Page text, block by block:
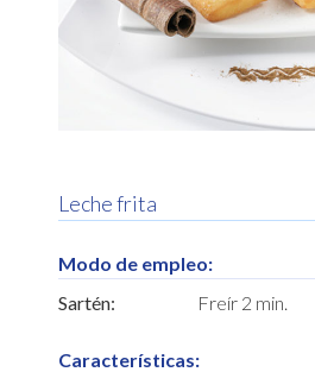
Leche frita
Modo de empleo:
Sartén:
Freír 2 min.
Características: